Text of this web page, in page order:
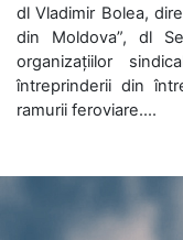
dl Vladimir Bolea,
din Moldova”, dl
organizațiilor
întreprinderii din
ramurii feroviare....